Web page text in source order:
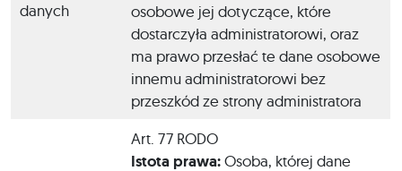
danych
osobowe jej dotyczące, które
dostarczyła administratorowi, oraz
ma prawo przesłać te dane osobowe
innemu administratorowi bez
przeszkód ze strony administratora
Art. 77 RODO
Istota prawa:Osoba, której dane